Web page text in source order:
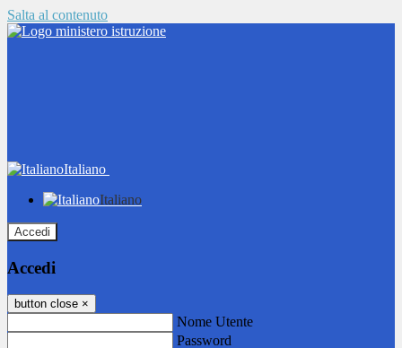
Salta al contenuto
Italiano
Italiano
Accedi
Accedi
button close ×
Nome Utente
Password